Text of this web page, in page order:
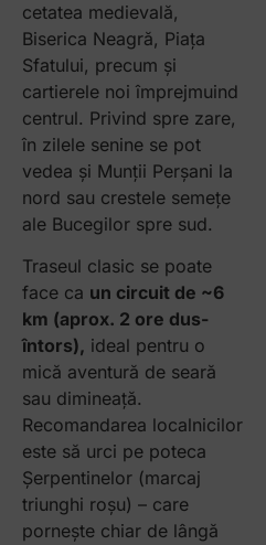
cetatea medievală,
Biserica Neagră, Piața
Sfatului, precum și
cartierele noi împrejmuind
centrul. Privind spre zare,
în zilele senine se pot
vedea și Munții Perșani la
nord sau crestele semețe
ale Bucegilor spre sud.
Traseul clasic se poate
face ca un circuit de ~6
km (aprox. 2 ore dus-
întors), ideal pentru o
mică aventură de seară
sau dimineață.
Recomandarea localnicilor
este să urci pe poteca
Șerpentinelor (marcaj
triunghi roșu) – care
pornește chiar de lângă